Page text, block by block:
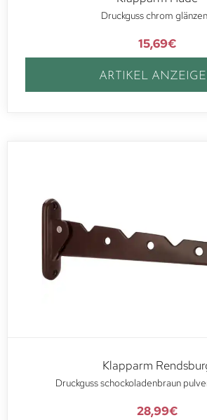
Druckguss chrom
15,69€
ARTIKEL
Klapparm
Druckguss schockoladenbraun
28,99€